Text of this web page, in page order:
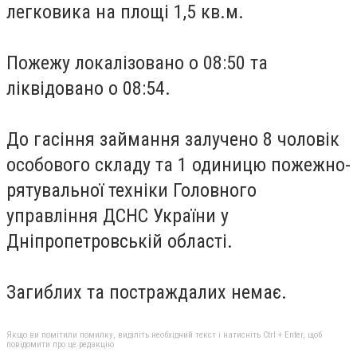
легковика на площі 1,5 кв.м.
Пожежу локалізовано о 08:50 та
ліквідовано о 08:54.
До гасіння займання залучено 8 чоловік
особового складу та 1 одиницю пожежно-
рятувальної техніки Головного
управління ДСНС України у
Дніпропетровській області.
Загиблих та постраждалих немає.
Якщо ви помітили помилку, виділіть необхідний текст і натисніть Ctrl + Enter, щоб
повідомити про це редакцію